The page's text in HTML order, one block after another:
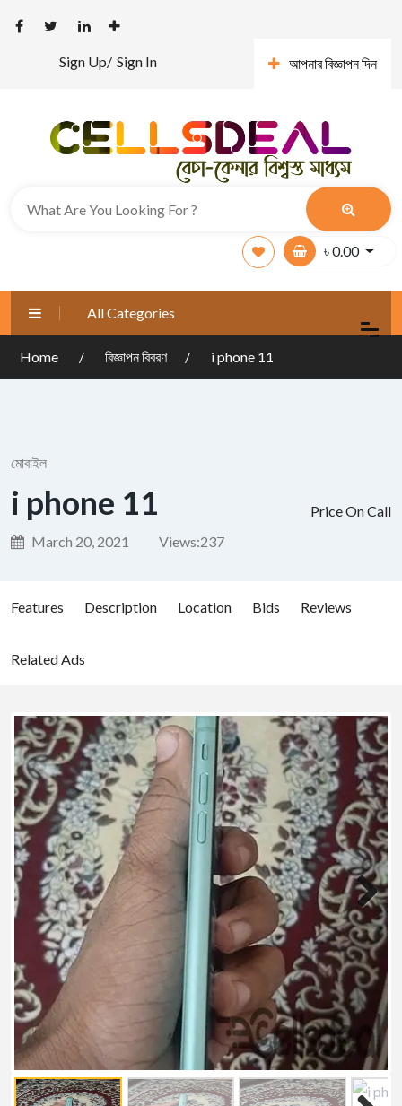
Sign Up/ Sign In আপনার বিজ্ঞাপন দিন
৳0.00
All Categories
Home বিজ্ঞাপন বিবরণ i phone 11
মোবাইল
i phone 11
March 20, 2021 Views:237
Price On Call
Features Description Location Bids Reviews
Related Ads